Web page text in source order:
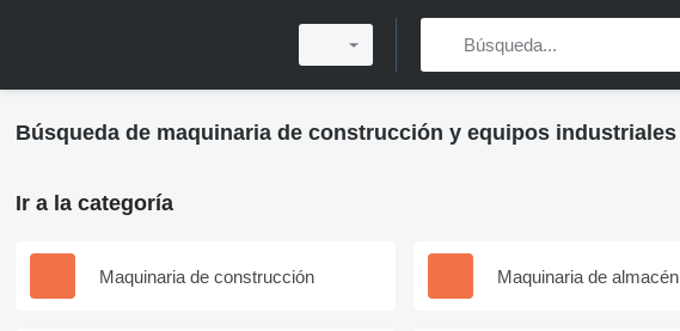
Búsqueda de maquinaria de construcción y equipos industriales
Ir a la categoría
Maquinaria de construcción Maquinaria de almacén